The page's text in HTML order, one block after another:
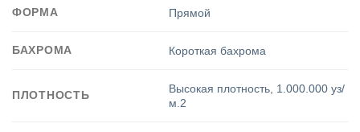
ФОРМА Прямой
БАХРОМА Короткая бахрома
ПЛОТНОСТЬ Высокая плотность 1.000.000 уз/
м.2